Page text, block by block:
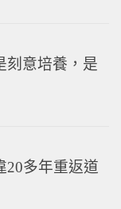
刻意培養，是
20多年重返道